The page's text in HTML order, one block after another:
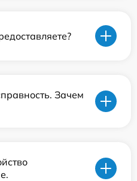
Зачем